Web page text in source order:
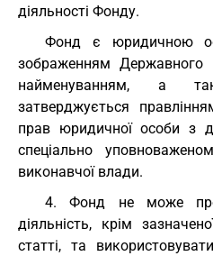
діяльності Фонду.
Фонд є юридичною
зображенням Державного
найменуванням, а
затверджується
прав юридичної особи з
спеціально
виконавчої влади.
4. Фонд не може
діяльність, крім
статті, та